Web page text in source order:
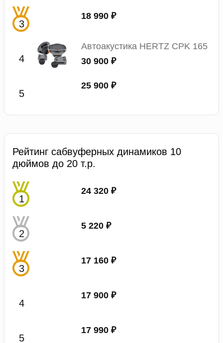
18 990 ₽
Автоакустика HERTZ CPK 165
30 900 ₽
25 900 ₽
Рейтинг сабвуферных динамиков 10
дюймов до 20 т.р.
24 320 ₽
5 220 ₽
17 160 ₽
17 900 ₽
17 990 ₽